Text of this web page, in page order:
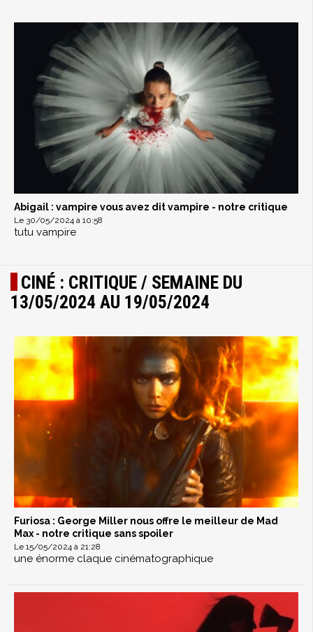
Abigail : vampire vous avez dit vampire - notre critique
Le 30/05/2024 à 10:58
tutu vampire
CINÉ : CRITIQUE / SEMAINE DU
13/05/2024 AU 19/05/2024
Furiosa : George Miller nous offre le meilleur de Mad
Max - notre critique sans spoiler
Le 15/05/2024 à 21:28
une énorme claque cinématographique